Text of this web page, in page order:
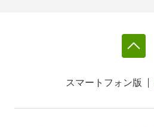
スマートフォン版